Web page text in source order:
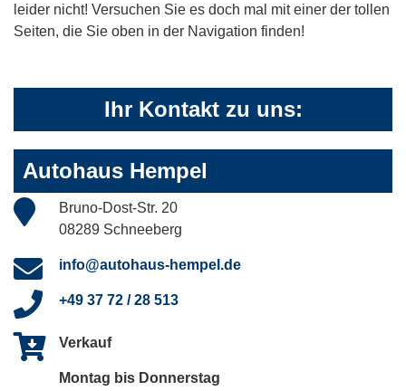
leider nicht! Versuchen Sie es doch mal mit einer der tollen
Seiten, die Sie oben in der Navigation finden!
Ihr Kontakt zu uns:
Autohaus Hempel
Bruno-Dost-Str. 20
08289 Schneeberg
info@autohaus-hempel.de
+49 37 72 / 28 513
Verkauf
Montag bis Donnerstag